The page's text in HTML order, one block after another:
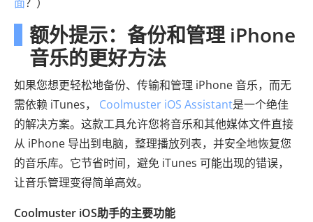
额外提示：备份和管理 iPhone
音乐的更好方法
如果您想更轻松地备份、传输和管理 iPhone 音乐，而无
需依赖 iTunes， Coolmuster iOS Assistant是一个绝佳
的解决方案。这款工具允许您将音乐和其他媒体文件直接
从 iPhone 导出到电脑，整理播放列表，并安全地恢复您
的音乐库。它节省时间，避免 iTunes 可能出现的错误，
让音乐管理变得简单高效。
Coolmuster iOS助手的主要功能